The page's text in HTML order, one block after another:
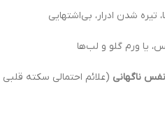
شدن ادرار، بی‌اشتهایی
یا ورم گلو و لب‌ها
ناگهانی (علائم احتمالی سکته قلبی